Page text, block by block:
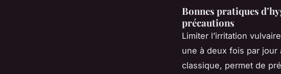
Bonnes pratiques
précautions
Limiter l’irritation
une à deux fois par jour
classique, permet de